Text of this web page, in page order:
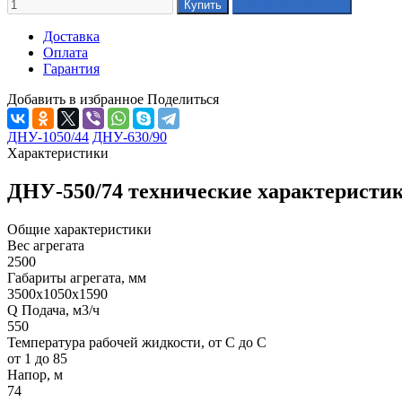
Доставка
Оплата
Гарантия
Добавить в избранное Поделиться
ДНУ-1050/44 ДНУ-630/90
Характеристики
ДНУ-550/74 технические
Общие характеристики
Вес агрегата
2500
Габариты агрегата, мм
3500x1050x1590
Q Подача, м3/ч
550
Температура рабочей жидкости, от С до С
от 1 до 85
Напор, м
74